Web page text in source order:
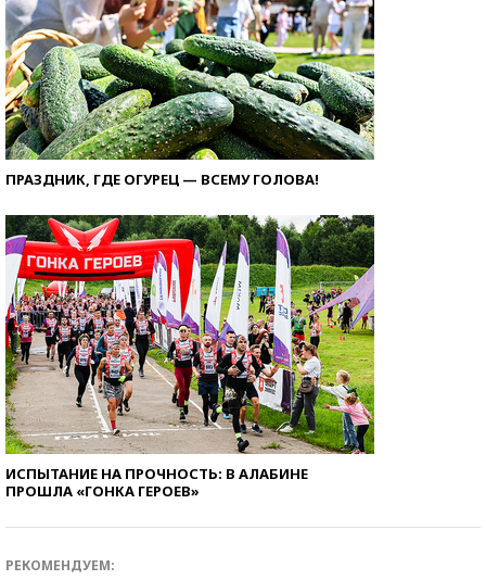
ПРАЗДНИК, ГДЕ ОГУРЕЦ — ВСЕМУ ГОЛОВА!
ИСПЫТАНИЕ НА ПРОЧНОСТЬ: В АЛАБИНЕ
ПРОШЛА «ГОНКА ГЕРОЕВ»
РЕКОМЕНДУЕМ: